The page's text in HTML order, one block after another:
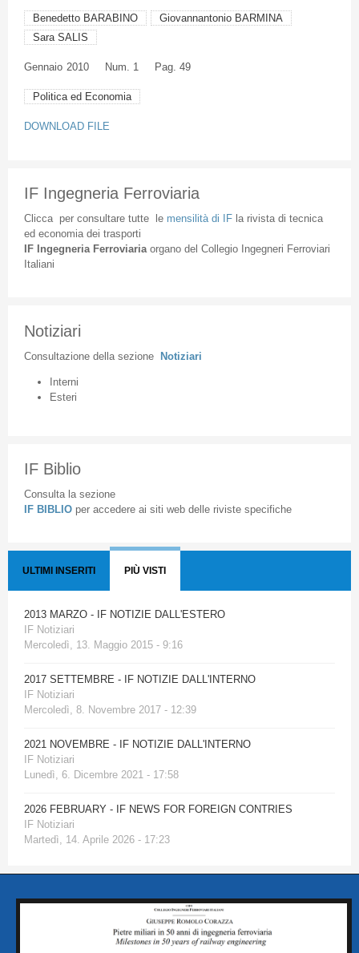
Benedetto BARABINO
Giovannantonio BARMINA
Sara SALIS
Gennaio 2010 Num. 1 Pag. 49
Politica ed Economia
DOWNLOAD FILE
IF Ingegneria Ferroviaria
Cliccaper consultare tuttele mensilità di IFla rivista di tecnica
ed economia dei trasporti
IF Ingegneria Ferroviaria organodel Collegio Ingegneri Ferroviari
Italiani
Notiziari
Consultazione della sezione Notiziari
Interni
Esteri
IF Biblio
Consulta la sezione
IF BIBLIO per accedere ai siti web delle riviste specifiche
ULTIMI INSERITI PIÙ VISTI
2013 MARZO - IF NOTIZIE DALL'ESTERO
IF Notiziari
Mercoledì, 13. Maggio 2015 - 9:16
2017 SETTEMBRE - IF NOTIZIE DALL'INTERNO
IF Notiziari
Mercoledì, 8. Novembre 2017 - 12:39
2021 NOVEMBRE - IF NOTIZIE DALL'INTERNO
IF Notiziari
Lunedì, 6. Dicembre 2021 - 17:58
2026 FEBRUARY - IF NEWS FOR FOREIGN CONTRIES
IF Notiziari
Martedì, 14. Aprile 2026 - 17:23